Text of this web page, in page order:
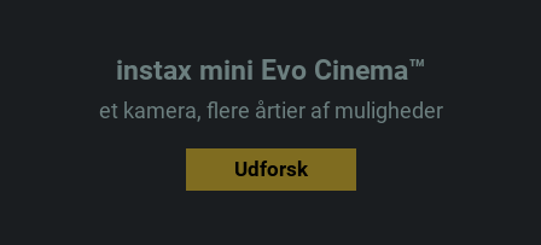
instax mini Evo Cinema™
et kamera, flere årtier af muligheder
Udforsk